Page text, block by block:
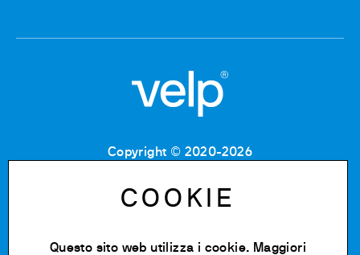
Copyright © 2020-2026
Partita IVA: IT 00842180960
Iscrizione Registro Imprese MB: 06955700155
Capitale Sociale: € 500.000 i.v.
COOKIE
Questo sito web utilizza i cookie. Maggiori